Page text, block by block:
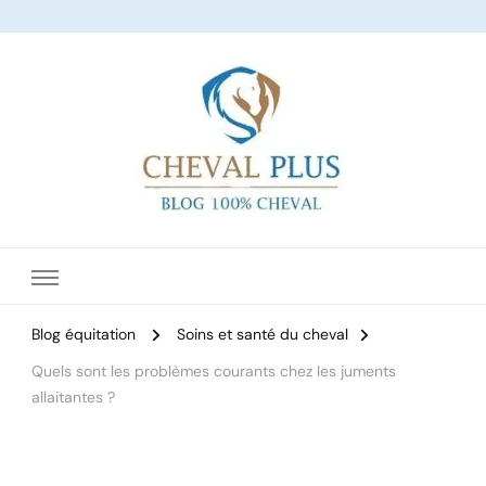
Blog équitation
Soins et santé du cheval
Quels sont les problèmes courants chez les juments
allaitantes ?